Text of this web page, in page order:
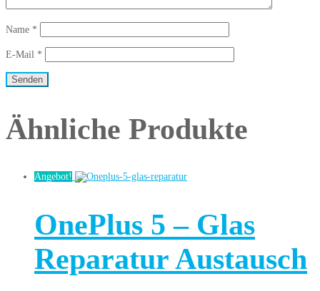
Name *
E-Mail *
Ähnliche Produkte
Angebot!
OnePlus 5 – Glas
Reparatur Austausch